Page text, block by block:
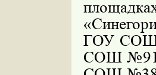
ГОУ СОШ
СОШ